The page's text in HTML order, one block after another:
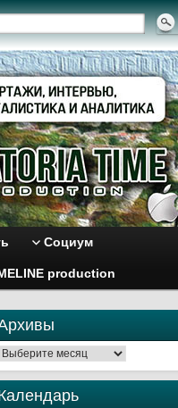
Социум
production
Архивы